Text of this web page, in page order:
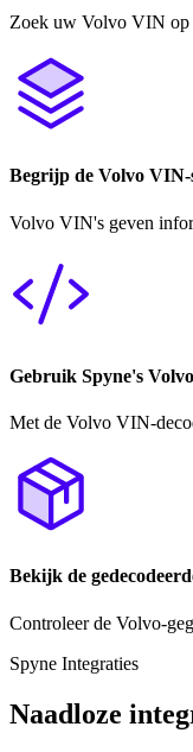
Zoek uw Volvo VIN op
Begrijp de Volvo
Volvo VIN's geven
Gebruik Spyne's
Met de Volvo VIN-
Bekijk de
Controleer de Volvo-
Spyne Integraties
Naadloze